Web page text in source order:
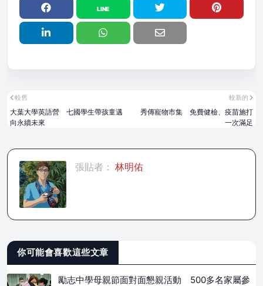
較新的
秀傳寵物市集 免費健檢、疫苗施打
一次滿足
較舊
大葉大學英語營 七國學生帶孩童邁
向永續未來
張貼者： 林明佑
你可能會喜歡這些文章
勵志中學母親節面對面懇親活動 500多名家屬參